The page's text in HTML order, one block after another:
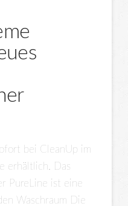
bei CleanUp im
erhältlich. Das
PureLine ist eine
Waschraum Die